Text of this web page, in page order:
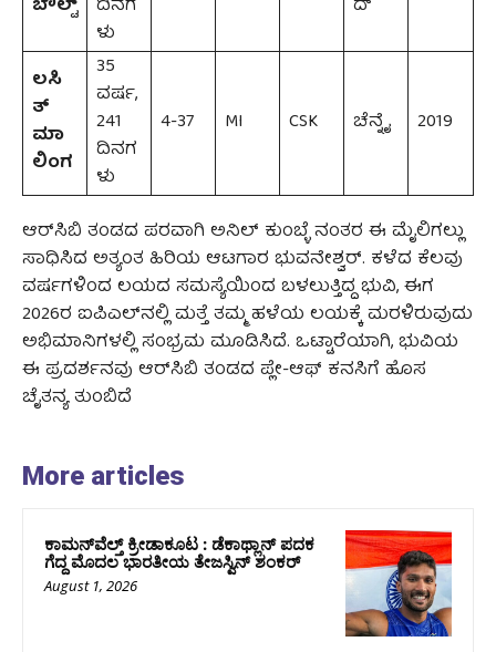
ಬೌಲ್ಟ್
ದಿನಗ
ಳು
ದ್
ಲಸಿ
ತ್
ಮಾ
ಲಿಂಗ
35
ವರ್ಷ,
241
ದಿನಗ
ಳು
4-37 MI CSK ಚೆನ್ನೈ 2019
ಆರ್‌ಸಿಬಿ ತಂಡದ ಪರವಾಗಿ ಅನಿಲ್ ಕುಂಬ್ಳೆ ನಂತರ ಈ ಮೈಲಿಗಲ್ಲು
ಸಾಧಿಸಿದ ಅತ್ಯಂತ ಹಿರಿಯ ಆಟಗಾರ ಭುವನೇಶ್ವರ್. ಕಳೆದ ಕೆಲವು
ವರ್ಷಗಳಿಂದ ಲಯದ ಸಮಸ್ಯೆಯಿಂದ ಬಳಲುತ್ತಿದ್ದ ಭುವಿ, ಈಗ
2026ರ ಐಪಿಎಲ್‌ನಲ್ಲಿ ಮತ್ತೆ ತಮ್ಮ ಹಳೆಯ ಲಯಕ್ಕೆ ಮರಳಿರುವುದು
ಅಭಿಮಾನಿಗಳಲ್ಲಿ ಸಂಭ್ರಮ ಮೂಡಿಸಿದೆ. ಒಟ್ಟಾರೆಯಾಗಿ, ಭುವಿಯ
ಈ ಪ್ರದರ್ಶನವು ಆರ್‌ಸಿಬಿ ತಂಡದ ಪ್ಲೇ-ಆಫ್ ಕನಸಿಗೆ ಹೊಸ
ಚೈತನ್ಯ ತುಂಬಿದೆ
More articles
ಕಾಮನ್‌ವೆಲ್ತ್ ಕ್ರೀಡಾಕೂಟ : ಡೆಕಾಥ್ಲಾನ್ ಪದಕ
ಗೆದ್ದ ಮೊದಲ ಭಾರತೀಯ ತೇಜಸ್ವಿನ್ ಶಂಕರ್
August 1, 2026